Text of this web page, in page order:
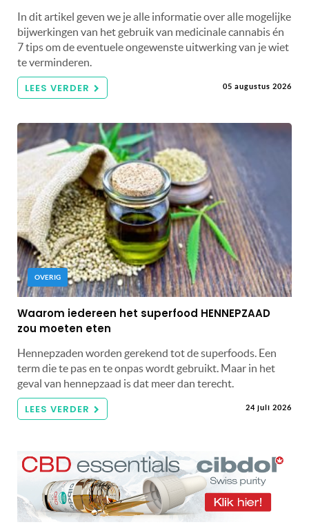
In dit artikel geven we je alle informatie over alle mogelijke
bijwerkingen van het gebruik van medicinale cannabis én
7 tips om de eventuele ongewenste uitwerking van je wiet
te verminderen.
LEES VERDER 05 augustus 2026
OVERIG
Waarom iedereen het superfood HENNEPZAAD
zou moeten eten
Hennepzaden worden gerekend tot de superfoods. Een
term die te pas en te onpas wordt gebruikt. Maar in het
geval van hennepzaad is dat meer dan terecht.
LEES VERDER 24 juli 2026